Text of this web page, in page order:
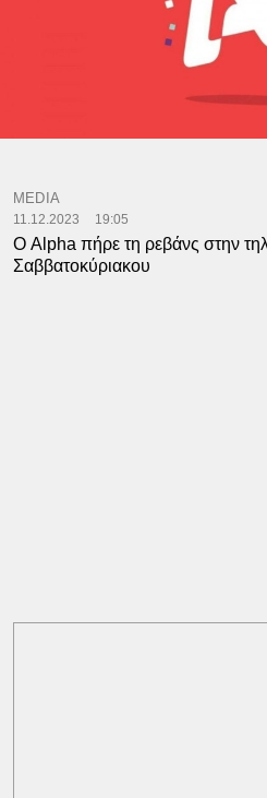
MEDIA
11.12.2023 19:05
Ο Alpha πήρε τη ρεβάνς στην
Σαββατοκύριακου